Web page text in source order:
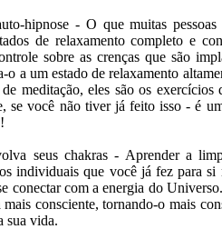
hipnose - O que muitas
de relaxamento completo e
sobre as crenças que são
o a um estado de relaxamento
meditação, eles são os
se você não tiver já feito isso - é
seus chakras - Aprender a
individuais que você já fez para
conectar com a energia do
mais consciente, tornando-o mais
sua vida.